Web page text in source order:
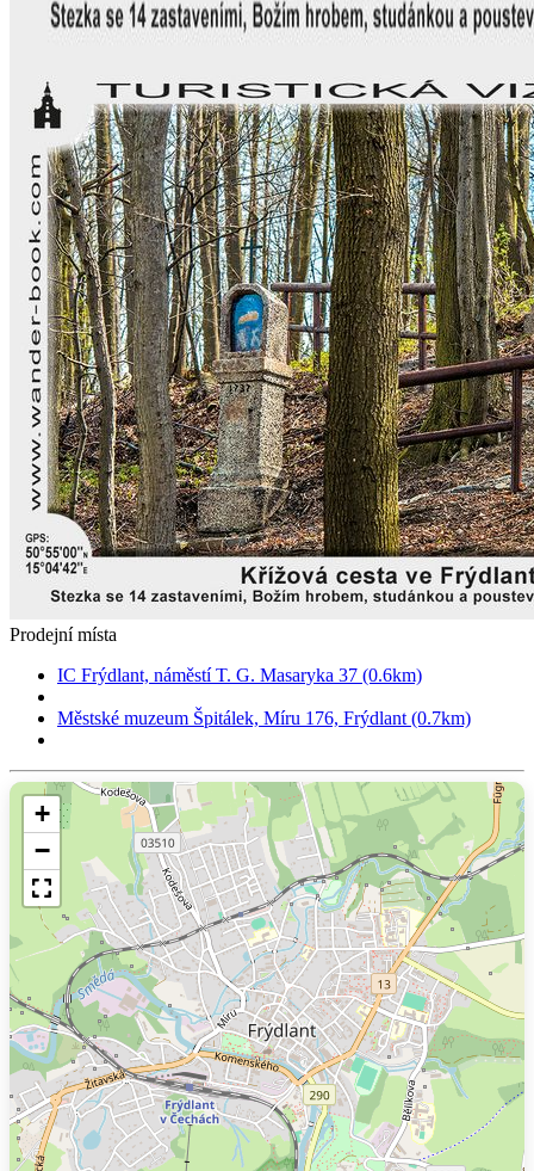
Prodejní místa
IC Frýdlant, náměstí T. G. Masaryka 37 (0.6km)
Městské muzeum Špitálek, Míru 176, Frýdlant (0.7km)
+
−